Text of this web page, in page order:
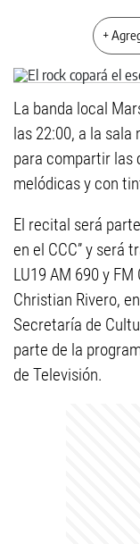
+
La banda local
las 22:00, a la sala
para compartir las
melódicas y con
El recital será
en el CCC” y será
LU19 AM 690 y
Christian Rivero,
Secretaría de
parte de la
de Televisión.